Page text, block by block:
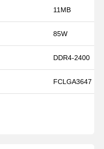
11MB
85W
DDR4-2400
FCLGA3647